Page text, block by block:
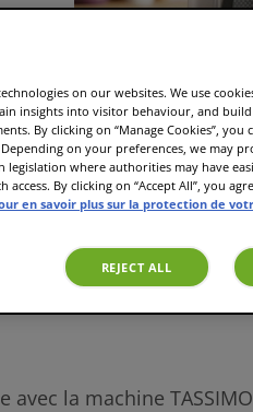
la machine
on our websites. We use
insights into visitor behaviour, and
By clicking on “Manage Cookies”, you
on your preferences, we may
where authorities may have
By clicking on “Accept All”, you
en savoir plus sur la protection de
REJECT ALL